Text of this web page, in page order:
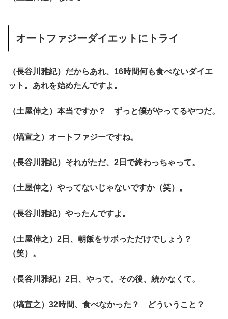
オートファジーダイエットにトライ
（長谷川雅紀）だからあれ、16時間何も食べないダイエ
ット。あれを始めたんですよ。
（土屋伸之）本当ですか？ ずっと僕がやってるやつだ。
（塙宣之）オートファジーですね。
（長谷川雅紀）それがただ、2日で終わっちゃって。
（土屋伸之）やってないじゃないですか（笑）。
（長谷川雅紀）やったんですよ。
（土屋伸之）2日、朝飯をサボっただけでしょう？
（笑）。
（長谷川雅紀）2日、やって。その後、続かなくて。
（塙宣之）32時間、食べなかった？ どういうこと？